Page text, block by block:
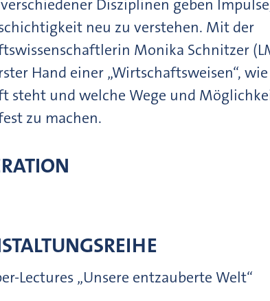
Disziplinen geben
neu zu verstehen. Mit der
Monika Schnitzer
Hand einer „Wirtschaftsweisen“,
steht und welche Wege und
zu machen.
Lectures „Unsere entzauberte Welt“